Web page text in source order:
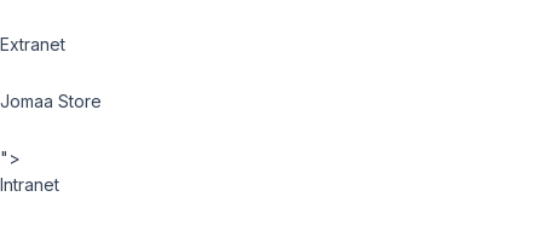
Extranet
Jomaa Store
">
Intranet